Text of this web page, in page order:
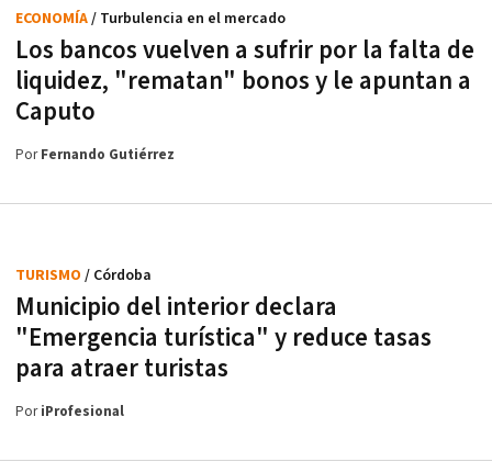
Los bancos vuelven a sufrir por la falta de
liquidez, "rematan" bonos y le apuntan a
Caputo
ECONOMÍA/ Turbulencia en el mercado
PorFernando Gutiérrez
Municipio del interior declara
"Emergencia turística" y reduce tasas
para atraer turistas
TURISMO / Córdoba
PoriProfesional